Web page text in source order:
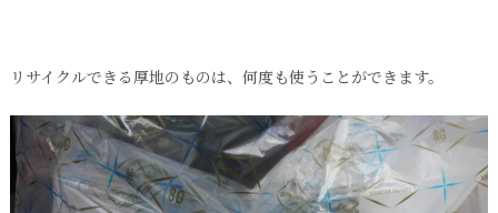
リサイクルできる厚地のものは、何度も使うことができます。